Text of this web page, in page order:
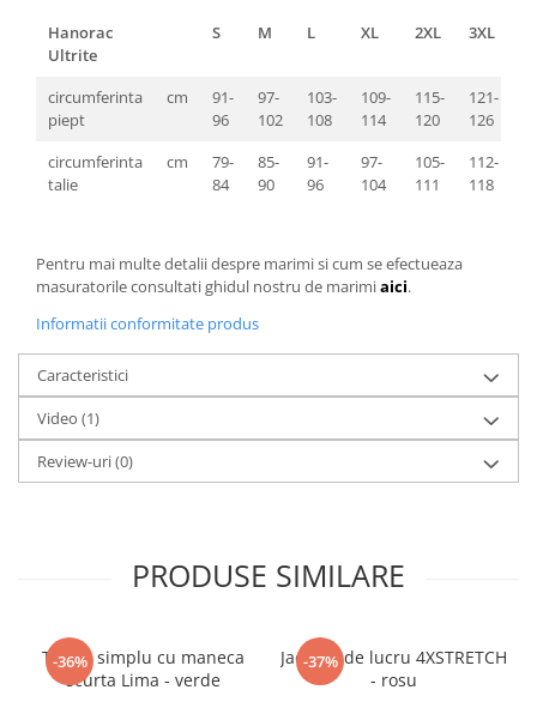
Hanorac
Ultrite
S M L XL 2XL 3XL
circumferinta
piept
cm
91-
96
97-
102
103-
108
109-
114
115-
120
121-
126
circumferinta
talie
cm
79-
84
85-
90
91-
96
97-
104
105-
111
112-
118
Pentru mai multe detalii despre marimi si cum se efectueaza
masuratorile consultati ghidul nostru de marimiaici.
Informatii conformitate produs
Caracteristici
Video (1)
Review-uri(0)
PRODUSE SIMILARE
-36%
Tricou simplu cu maneca
scurta Lima - verde
-37%
Jacheta de lucru 4XSTRETCH
- rosu